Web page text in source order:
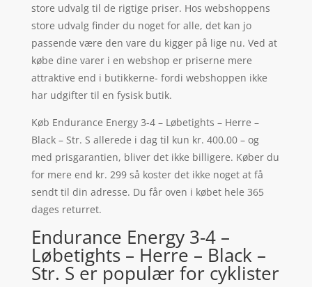
store udvalg til de rigtige priser. Hos webshoppens
store udvalg finder du noget for alle, det kan jo
passende være den vare du kigger på lige nu. Ved at
købe dine varer i en webshop er priserne mere
attraktive end i butikkerne- fordi webshoppen ikke
har udgifter til en fysisk butik.
Køb Endurance Energy 3-4 – Løbetights – Herre –
Black – Str. S allerede i dag til kun kr. 400.00 – og
med prisgarantien, bliver det ikke billigere. Køber du
for mere end kr. 299 så koster det ikke noget at få
sendt til din adresse. Du får oven i købet hele 365
dages returret.
Endurance Energy 3-4 –
Løbetights – Herre – Black –
Str. S er populær for cyklister